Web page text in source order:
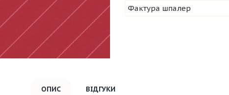
Фактура шпалер
ОПИС ВІДГУКИ